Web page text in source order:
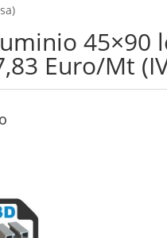
45×90
Euro/Mt